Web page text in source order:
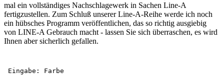
mal ein vollständiges Nachschlagewerk in Sachen Line-A
fertigzustellen. Zum Schluß unserer Line-A-Reihe werde ich noch
ein hübsches Programm veröffentlichen, das so richtig ausgiebig
von LINE-A Gebrauch macht - lassen Sie sich überraschen, es wird
Ihnen aber sicherlich gefallen.
Eingabe: Farbe